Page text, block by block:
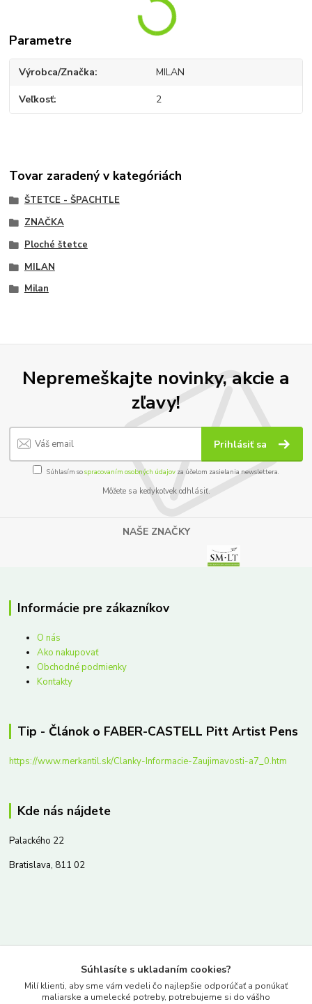
Parametre
Výrobca/Značka MILAN
Veľkosť 2
Tovar zaradený v kategóriách
ŠTETCE - ŠPACHTLE
ZNAČKA
Ploché štetce
MILAN
Milan
Nepremeškajte novinky, akcie a
zľavy!
Prihlásiť sa
Súhlasím sospracovaním osobných údajov za účelom zasielania newslettera.
Môžete sa kedykoľvek odhlásiť.
NAŠE ZNAČKY
Informácie pre zákazníkov
O nás
Ako nakupovať
Obchodné podmienky
Kontakty
Tip - Článok o FABER-CASTELL Pitt Artist Pens
https://www.merkantil.sk/Clanky-Informacie-Zaujimavosti-a7_0.htm
Kde nás nájdete
Palackého 22
Bratislava, 811 02
www.merkantil.sk
Súhlasíte s ukladaním cookies?
Milí klienti, aby sme vám vedeli čo najlepšie odporúčať a ponúkať
maliarske a umelecké potreby, potrebujeme si do vášho